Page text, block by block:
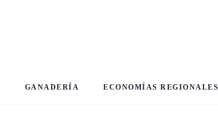
GANADERÍA ECONOMÍAS REGIONALES